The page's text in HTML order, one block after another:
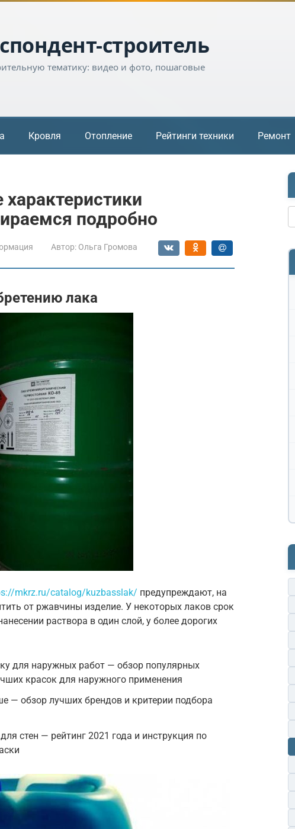
строитель
тематику: видео и фото, пошаговые
Кровля Отопление Рейтинги техники Ремонт
характеристики
подробно
Автор: Ольга Громова
лака
mkrz.ru/catalog/kuzbasslak/ предупреждают, на
от ржавчины изделие. У некоторых лаков срок
раствора в один слой, у более дорогих
для наружных работ — обзор популярных
красок для наружного применения
— обзор лучших брендов и критерии подбора
стен — рейтинг 2021 года и инструкция по